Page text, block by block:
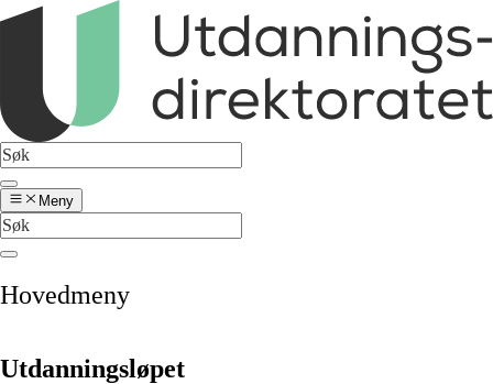
Meny
Hovedmeny
Utdanningsløpet